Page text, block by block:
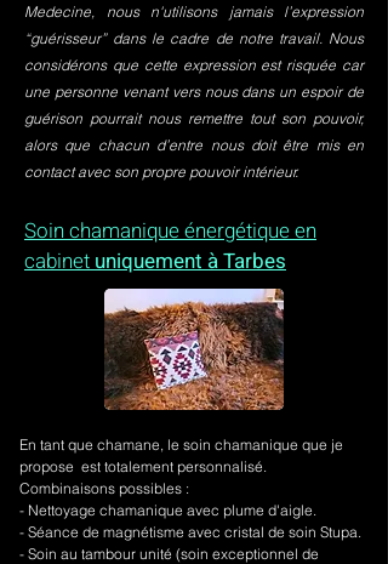
Medecine, nous n'utilisons jamais l’expression
“guérisseur” dans le cadre de notre travail. Nous
considérons que cette expression est risquée car
une personne venant vers nous dans un espoir de
guérison pourrait nous remettre tout son pouvoir,
alors que chacun d’entre nous doit être mis en
contact avec son propre pouvoir intérieur.
Soin chamanique énergétique en
cabinet uniquement à Tarbes
En tant que chamane, le soin chamanique que je
propose est totalement personnalisé.
Combinaisons possibles :
- Nettoyage chamanique avec plume d'aigle.
- Séance de magnétisme avec cristal de soin Stupa.
- Soin au tambour unité (soin exceptionnel de